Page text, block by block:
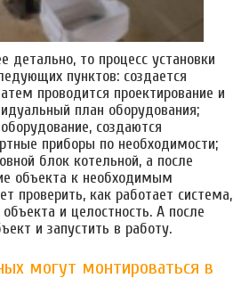
детально, то процесс установки
пунктов: создается
проводится проектирование и
план оборудования;
создаются
приборы по необходимости;
блок котельной, а после
объекта к необходимым
проверить, как работает система,
и целостность. А после
и запустить в работу.
могут монтироваться в